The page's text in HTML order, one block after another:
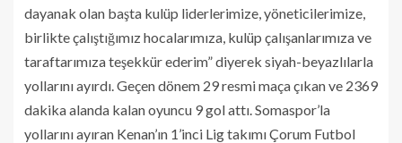
dayanak olan başta kulüp liderlerimize, yöneticilerimize,
birlikte çalıştığımız hocalarımıza, kulüp çalışanlarımıza ve
taraftarımıza teşekkür ederim” diyerek siyah-beyazlılarla
yollarını ayırdı. Geçen dönem 29 resmi maça çıkan ve 2369
dakika alanda kalan oyuncu 9 gol attı. Somaspor’la
yollarını ayıran Kenan’ın 1’inci Lig takımı Çorum Futbol